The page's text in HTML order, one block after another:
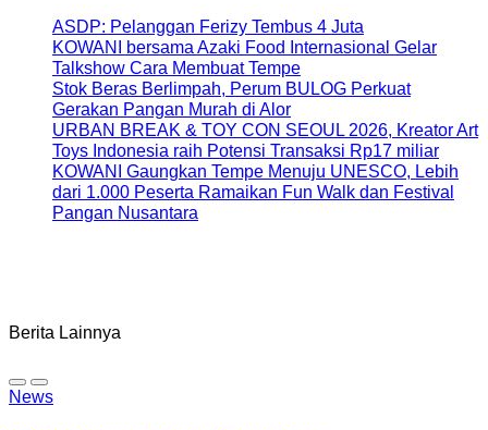
ASDP: Pelanggan Ferizy Tembus 4 Juta
KOWANI bersama Azaki Food Internasional Gelar
Talkshow Cara Membuat Tempe
Stok Beras Berlimpah, Perum BULOG Perkuat
Gerakan Pangan Murah di Alor
URBAN BREAK & TOY CON SEOUL 2026, Kreator Art
Toys Indonesia raih Potensi Transaksi Rp17 miliar
KOWANI Gaungkan Tempe Menuju UNESCO, Lebih
dari 1.000 Peserta Ramaikan Fun Walk dan Festival
Pangan Nusantara
Berita Lainnya
News